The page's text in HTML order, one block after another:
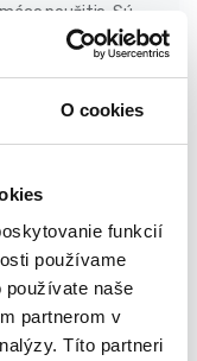
O cookies
funkcií
používame
používate naše
partnerom v
Títo partneri
použitie. Sú
takže dobre padnú na
sú nohavice
veľké,
oderu sú vystužené
s kovovou